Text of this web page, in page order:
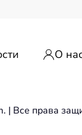
О
| Все права